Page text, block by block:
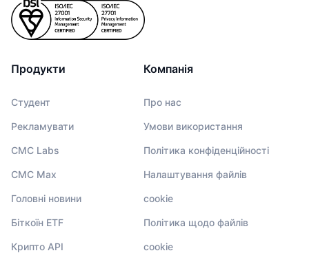
Продукти
Студент
Рекламувати
CMC Labs
CMC Max
Головні новини
Біткоїн ETF
Крипто API
Компанія
Про нас
Умови використання
Політика конфіденційності
Налаштування файлів
cookie
Політика щодо файлів
cookie